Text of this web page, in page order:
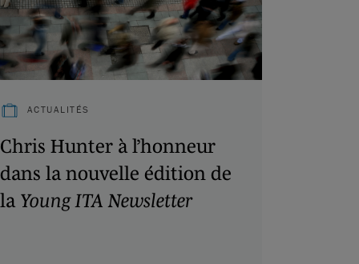
ACTUALITÉS
Chris Hunter à l’honneur
dans la nouvelle édition de
la Young ITA Newsletter